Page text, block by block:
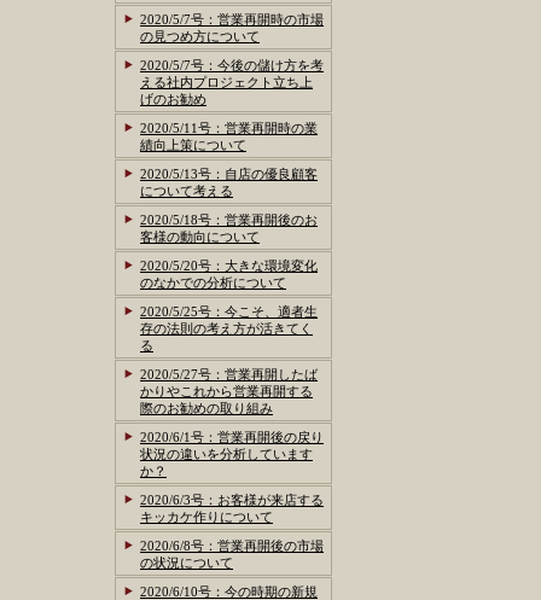
2020/5/7号：営業再開時の市場
の見つめ方について
2020/5/7号：今後の儲け方を考
える社内プロジェクト立ち上
げのお勧め
2020/5/11号：営業再開時の業
績向上策について
2020/5/13号：自店の優良顧客
について考える
2020/5/18号：営業再開後のお
客様の動向について
2020/5/20号：大きな環境変化
のなかでの分析について
2020/5/25号：今こそ、適者生
存の法則の考え方が活きてく
る
2020/5/27号：営業再開したば
かりやこれから営業再開する
際のお勧めの取り組み
2020/6/1号：営業再開後の戻り
状況の違いを分析しています
か？
2020/6/3号：お客様が来店する
キッカケ作りについて
2020/6/8号：営業再開後の市場
の状況について
2020/6/10号：今の時期の新規